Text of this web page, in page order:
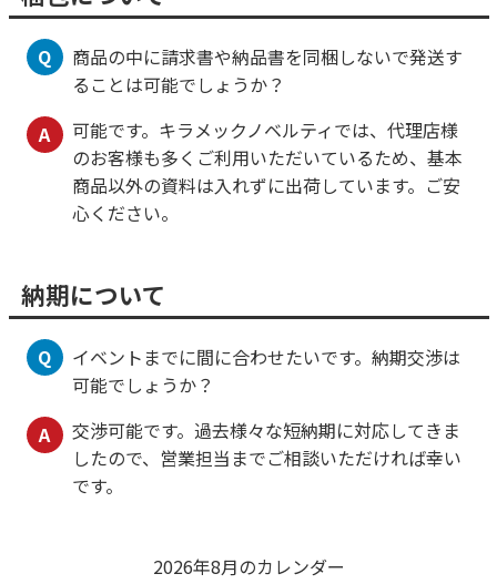
Q
商品の中に請求書や納品書を同梱しないで発送す
ることは可能でしょうか？
A
可能です。キラメックノベルティでは、代理店様
のお客様も多くご利用いただいているため、基本
商品以外の資料は入れずに出荷しています。ご安
心ください。
納期について
Q
イベントまでに間に合わせたいです。納期交渉は
可能でしょうか？
A
交渉可能です。過去様々な短納期に対応してきま
したので、営業担当までご相談いただければ幸い
です。
2026年8月のカレンダー